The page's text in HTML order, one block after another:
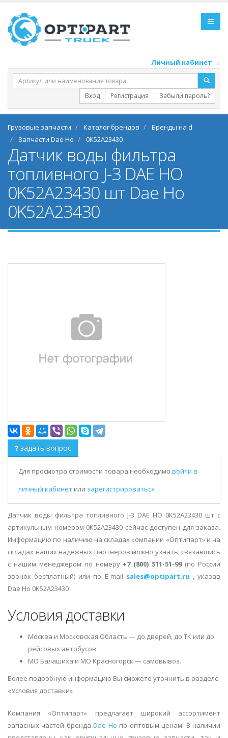
Личный кабинет →
Вход Регистрация Забыли пароль?
Грузовые запчасти Каталог брендов
Бренды на d
Запчасти Dae Ho
0K52A23430
Датчик воды фильтра
топливного J-3 DAE HO
0K52A23430 шт Dae Ho
0K52A23430
задать вопрос
Для просмотра стоимости товара необходимо войти в
личный кабинет или зарегистрироваться
Датчик воды фильтра топливного J-3 DAE HO 0K52A23430 шт с
артикульным номером 0K52A23430 сейчас доступен для заказа.
Информацию по наличию на складах компании «Оптипарт» и на
складах наших надежных партнеров можно узнать, связавшись
с нашим менеджером по номеру +7 (800) 511-51-99(по России
звонок бесплатный) или по E-mail sales@optipart.ru , указав
Dae Ho 0K52A23430
Условия доставки
Москва и Московская Область — до дверей, до ТК или до
рейсовых автобусов.
МО Балашиха и МО Красногорск — самовывоз.
Более подробную информацию Вы сможете уточнить в разделе
«Условия доставки»
Компания «Оптипарт» предлагает широкий ассортимент
запасных частей брендаDae Ho по оптовым ценам. В наличии